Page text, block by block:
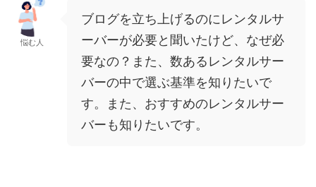
悩む人
ブログを立ち上げるのにレンタルサ
ーバーが必要と聞いたけど、なぜ必
要なの？また、数あるレンタルサー
バーの中で選ぶ基準を知りたいで
す。また、おすすめのレンタルサー
バーも知りたいです。